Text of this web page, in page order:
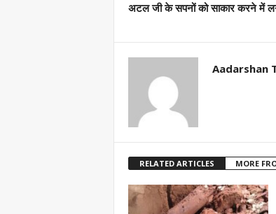
अटल जी के सपनों को साकार करने में
Aadarshan
RELATED ARTICLES MORE